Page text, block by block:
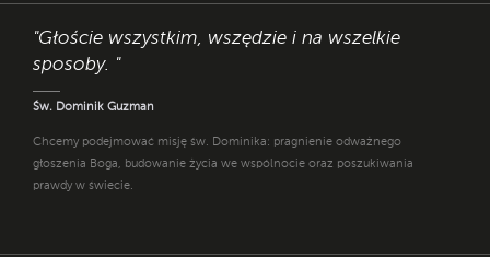
"Głoście wszystkim, wszędzie i na wszelkie
sposoby. "
Św. Dominik Guzman
Chcemy podejmować misję św. Dominika: pragnienie odważnego
głoszenia Boga, budowanie życia we wspólnocie oraz poszukiwania
prawdy w świecie.